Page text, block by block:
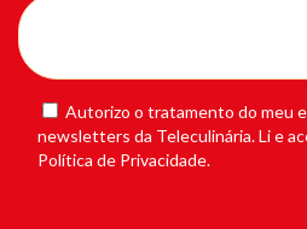
Autorizo o tratamento do meu
newsletters da Teleculinária. Li e
Política de Privacidade.